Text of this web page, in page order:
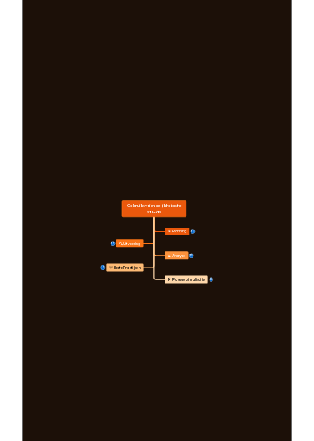
🎯 Planning 12
🔍 Uitvoering
12
📊 Analyse 12
💡 Beste Praktijken
12
🛠️ Procesoptimalisatie 8
Gebruiksvriendelijkheidste
st Gids